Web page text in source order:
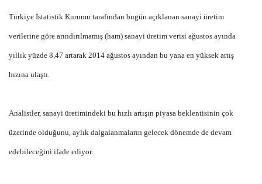
Türkiye İstatistik Kurumu tarafından bugün açıklanan sanayi üretim
verilerine göre arındırılmamış (ham) sanayi üretim verisi ağustos ayında
yıllık yüzde 8,47 artarak 2014 ağustos ayından bu yana en yüksek artış
hızına ulaştı.
Analistler, sanayi üretimindeki bu hızlı artışın piyasa beklentisinin çok
üzerinde olduğunu, aylık dalgalanmaların gelecek dönemde de devam
edebileceğini ifade ediyor.